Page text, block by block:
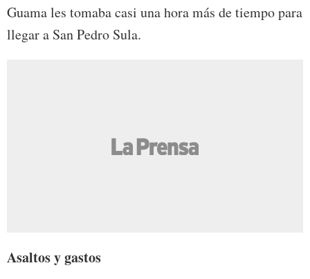
Guama les tomaba casi una hora más de tiempo para
llegar a San Pedro Sula.
Asaltos y gastos